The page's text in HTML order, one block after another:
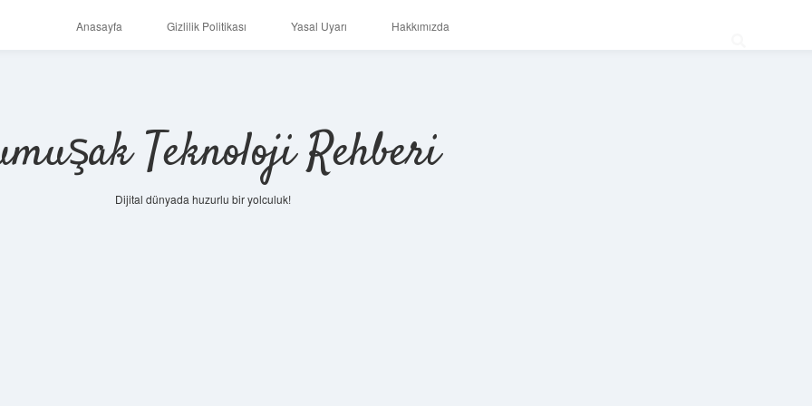
Anasayfa Gizlilik Politikası Yasal Uyarı Hakkımızda
Teknoloji Rehberi
Dijital dünyada huzurlu bir yolculuk!